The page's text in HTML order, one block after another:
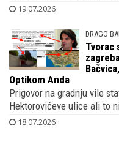
19.07.2026
DRAGO
Tvorac
Optikom Anda
Prigovor na gradnju vile
Hektorovićeve ulice ali to
18.07.2026